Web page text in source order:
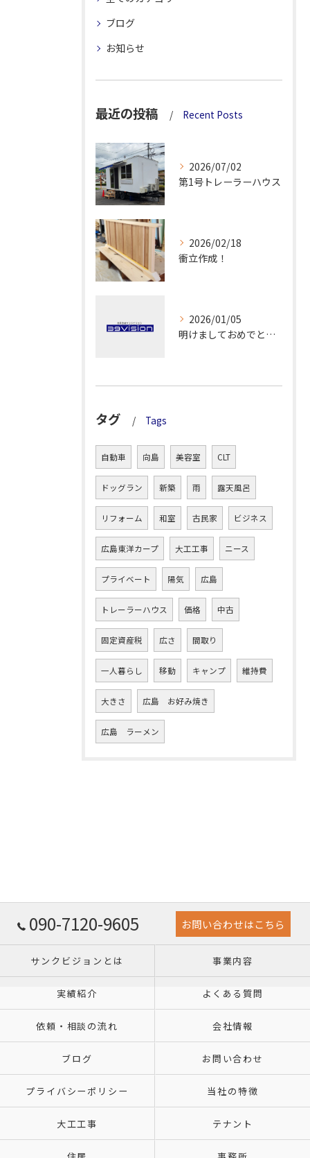
ブログ
お知らせ
最近の投稿 Recent Posts
2026/07/02
第1号トレーラーハウス
2026/02/18
衝立作成！
2026/01/05
明けましておめでとうございます！
タグ Tags
自動車 向島 美容室 CLT
ドッグラン 新築 雨 露天風呂
リフォーム 和室 古民家 ビジネス
広島東洋カープ 大工工事 ニース
プライベート 陽気 広島
トレーラーハウス 価格 中古
固定資産税 広さ 間取り
一人暮らし 移動 キャンプ 維持費
大きさ 広島 お好み焼き
広島 ラーメン
090-7120-9605 お問い合わせはこちら
サンクビジョンとは 事業内容
実績紹介 よくある質問
依頼・相談の流れ 会社情報
ブログ お問い合わせ
プライバシーポリシー 当社の特徴
大工工事 テナント